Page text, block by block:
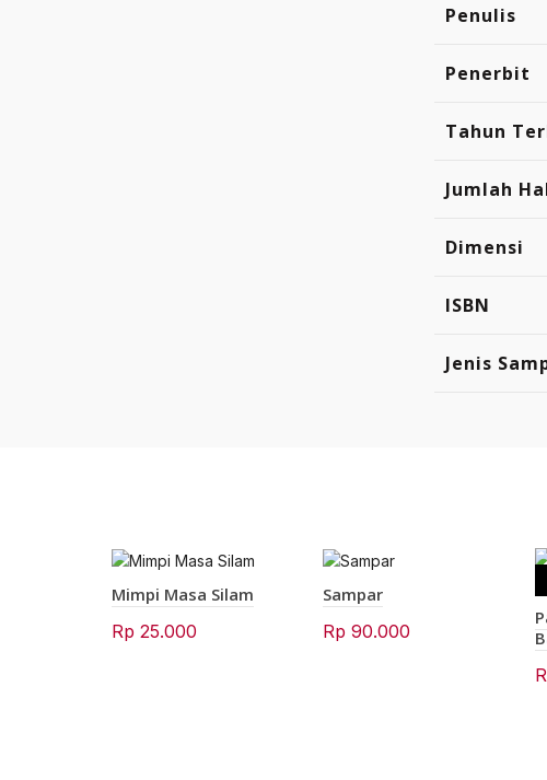
Penulis
Penerbit
Tahun
Jumlah
Dimensi
ISBN
Jenis
Mimpi Masa Silam
Rp 25.000
Sampar
Rp 90.000